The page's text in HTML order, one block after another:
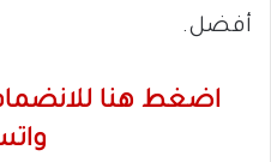
أفضل.
اضغط هنا